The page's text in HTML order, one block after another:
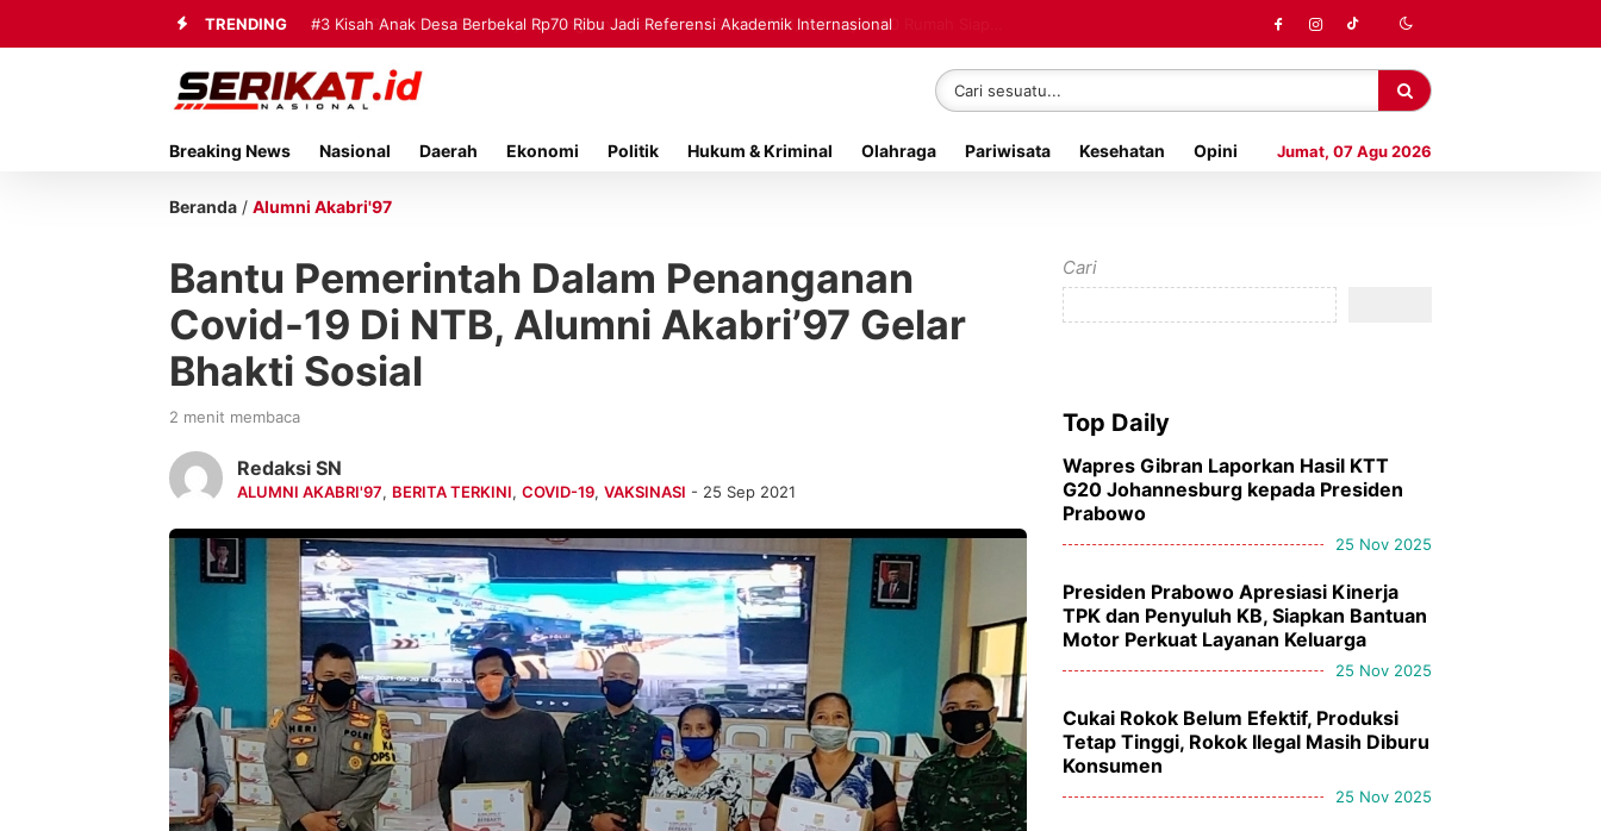
TRENDING #3 Kisah Anak Desa Berbekal Rp70 Ribu Jadi Referensi Akademik Internasional
Breaking News Nasional Daerah Ekonomi Politik Hukum & Kriminal Olahraga Pariwisata Kesehatan Opini Jumat, 07 Agu 2026
Beranda / Alumni Akabri'97
Bantu Pemerintah Dalam Penanganan
Covid-19 Di NTB, Alumni Akabri’97 Gelar
Bhakti Sosial
2 menit membaca
Redaksi SN
ALUMNI AKABRI'97, BERITA TERKINI, COVID-19, VAKSINASI - 25 Sep 2021
Cari
Top Daily
Wapres Gibran Laporkan Hasil KTT
G20 Johannesburg kepada Presiden
Prabowo
25 Nov 2025
Presiden Prabowo Apresiasi Kinerja
TPK dan Penyuluh KB, Siapkan Bantuan
Motor Perkuat Layanan Keluarga
25 Nov 2025
Cukai Rokok Belum Efektif, Produksi
Tetap Tinggi, Rokok Ilegal Masih Diburu
Konsumen
25 Nov 2025